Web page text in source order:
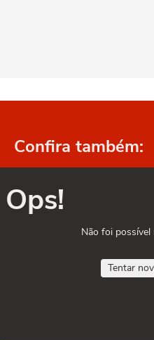
Confira também:
Ops!
Não foi
Tentar